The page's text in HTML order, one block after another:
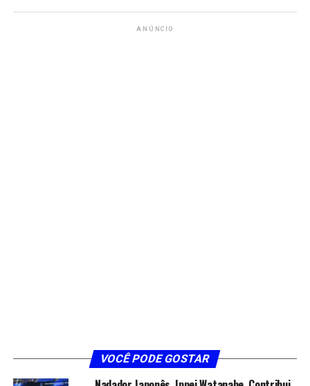
ANÚNCIO
VOCÊ PODE GOSTAR